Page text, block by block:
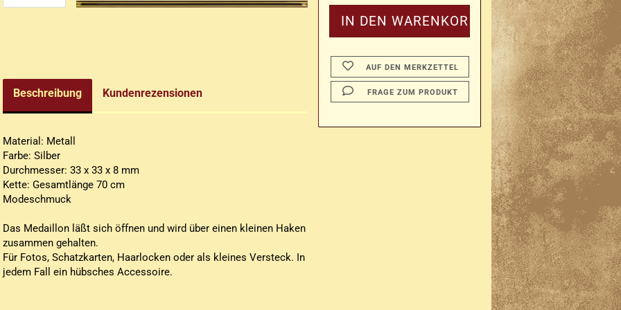
/ Haarspangen
Glasfläschchen Halsketten
Pomander - Duftketten
Andere Ohringe
Silberfarbende Ohringe
AUF DEN MERKZETTEL
FRAGE ZUM PRODUKT
Beschreibung Kundenrezensionen
Material: Metall
Farbe: Silber
Durchmesser: 33 x 33 x 8 mm
Kette: Gesamtlänge 70 cm
Modeschmuck
Das Medaillon läßt sich öffnen und wird über einen kleinen Haken
zusammen gehalten.
Für Fotos, Schatzkarten, Haarlocken oder als kleines Versteck. In
jedem Fall ein hübsches Accessoire.